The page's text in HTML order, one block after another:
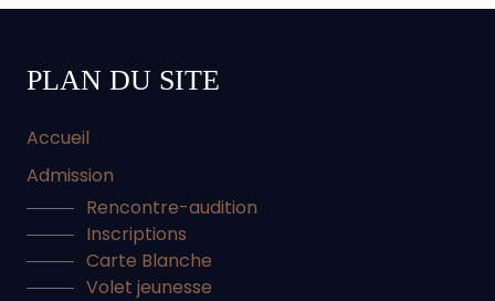
PLAN DU SITE
Accueil
Admission
Rencontre-audition
Inscriptions
Carte Blanche
Volet jeunesse